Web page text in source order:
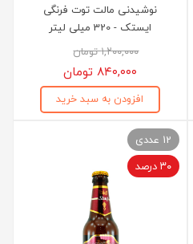
نوشیدنی مالت توت فرنگی
ایستک - 320 میلی لیتر
۱,۲۰۰,۰۰۰ تومان
۸۴۰,۰۰۰ تومان
افزودن به سبد خرید
12 عددی
۳۰ درصد